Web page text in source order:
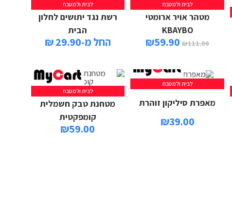
לבית ולמטבח
מטהר אויר ארומטי
KBAYBO
₪111.00
₪59.90
לבית ולמטבח
רשת נגד יתושים לחלון
הבית
החל מ-29.90 ₪
הוספה לסל
לבית ולמטבח
מאפרת סיליקון זוהרת
₪39.00
הוספה לסל
לבית ולמטבח
מטחנת טבק חשמלית
קומפקטית
₪59.00